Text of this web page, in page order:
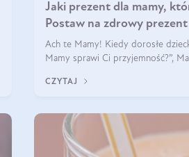
Jaki prezent dla mamy,
Postaw na zdrowy
Ach te Mamy! Kiedy dorosłe
Mamy sprawi Ci przyjemność?”,
prezent na Dzień Ma
CZYTAJ